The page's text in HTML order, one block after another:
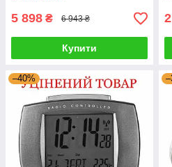
5 898 ₴ 6 943 ₴
Купити
–40%